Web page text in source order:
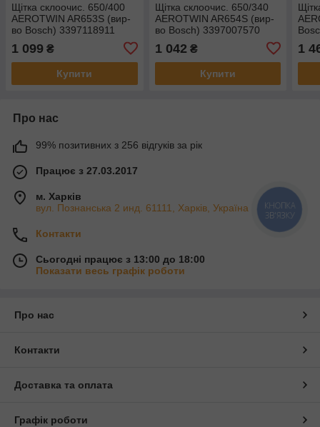
Щітка склоочис. 650/400
AEROTWIN AR653S (вир-
во Bosch) 3397118911
1 099 ₴
Купити
Щітка склоочис. 650/340
AEROTWIN AR654S (вир-
во Bosch) 3397007570
1 042 ₴
Купити
1
Про нас
99% позитивних з 256 відгуків за рік
Працює з 27.03.2017
м. Харків
вул. Познанська 2 инд. 61111, Харків, Україна
Контакти
Сьогодні працює з 13:00 до 18:00
Показати весь графік роботи
Про нас
Контакти
Доставка та оплата
Графік роботи
КНОПКА
ЗВ'ЯЗКУ